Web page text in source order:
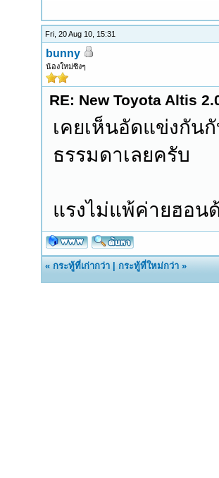
Fri, 20 Aug 10, 15:31
bunny
น้องใหม่ซิงๆ
RE: New Toyota Altis
เคยเห็นอัดแข่งกัน
ธรรมดาเลยครับ
แรงไม่แพ้ค่ายฮอน
«กระทู้ที่เก่ากว่า |กระทู้ที่ใหม่กว่า »